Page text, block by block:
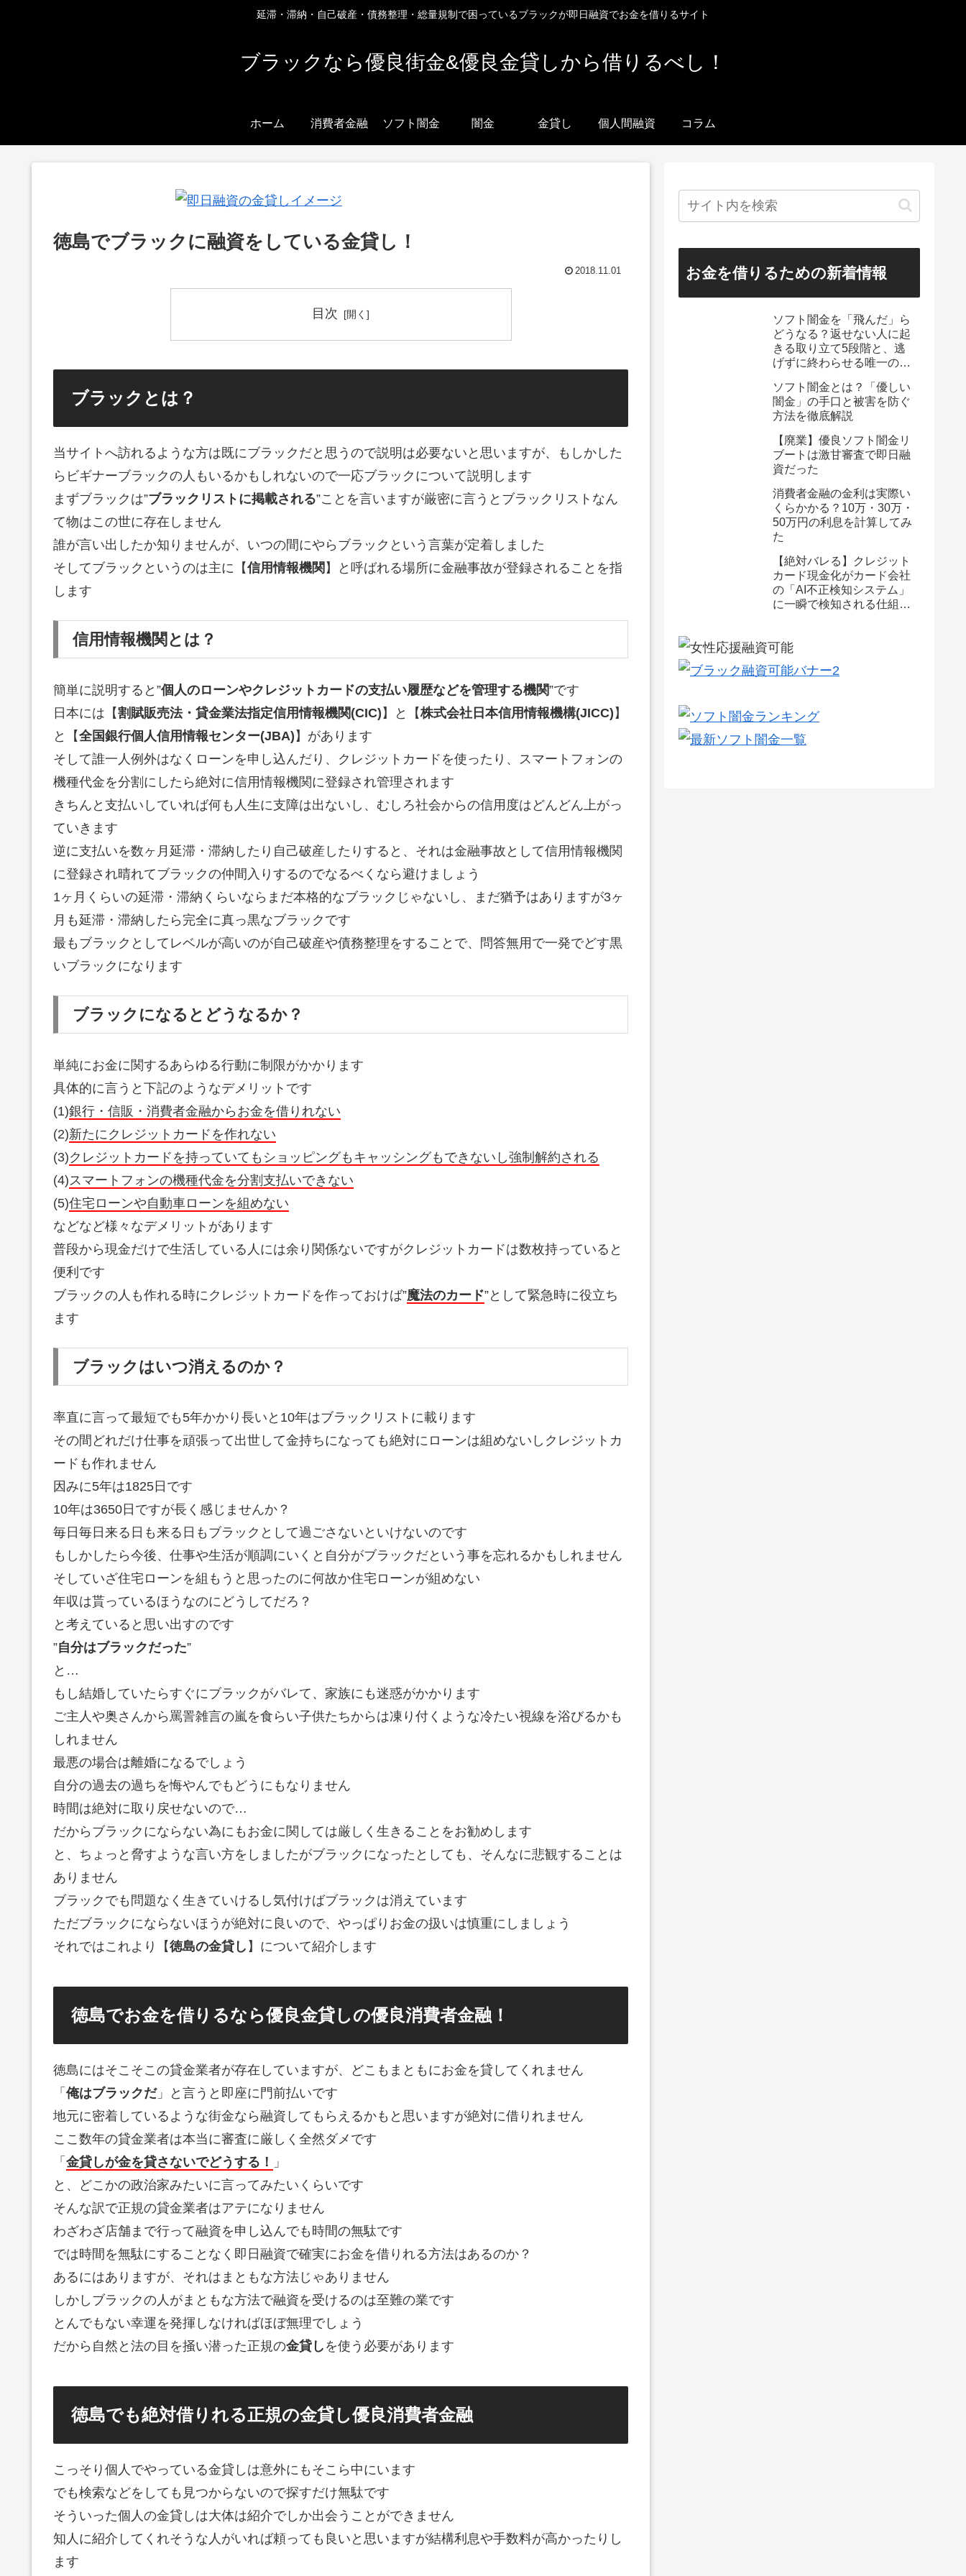
延滞・滞納・自己破産・債務整理・総量規制で困っているブラックが即日融資でお金を借りるサイト
ブラックなら優良街金&優良金貸しから借りるべし！
ホーム 消費者金融 ソフト闇金 闇金 金貸し 個人間融資 コラム
徳島でブラックに融資をしている金貸し！
2018.11.01
目次
ブラックとは？
当サイトへ訪れるような方は既にブラックだと思うので説明は必要ないと思いますが、もしかした
らビギナーブラックの人もいるかもしれないので一応ブラックについて説明します
まずブラックは”ブラックリストに掲載される”ことを言いますが厳密に言うとブラックリストなん
て物はこの世に存在しません
誰が言い出したか知りませんが、いつの間にやらブラックという言葉が定着しました
そしてブラックというのは主に【信用情報機関 】と呼ばれる場所に金融事故が登録されることを指
します
信用情報機関とは？
簡単に説明すると”個人のローンやクレジットカードの支払い履歴などを管理する機関”です
日本には【割賦販売法・貸金業法指定信用情報機関(CIC) 】と【株式会社日本信用情報機構(JICC) 】
と【全国銀行個人信用情報センター(JBA) 】があります
そして誰一人例外はなくローンを申し込んだり、クレジットカードを使ったり、スマートフォンの
機種代金を分割にしたら絶対に信用情報機関に登録され管理されます
きちんと支払いしていれば何も人生に支障は出ないし、むしろ社会からの信用度はどんどん上がっ
ていきます
逆に支払いを数ヶ月延滞・滞納したり自己破産したりすると、それは金融事故として信用情報機関
に登録され晴れてブラックの仲間入りするのでなるべくなら避けましょう
1ヶ月くらいの延滞・滞納くらいならまだ本格的なブラックじゃないし、まだ猶予はありますが3ヶ
月も延滞・滞納したら完全に真っ黒なブラックです
最もブラックとしてレベルが高いのが自己破産や債務整理をすることで、問答無用で一発でどす黒
いブラックになります
ブラックになるとどうなるか？
単純にお金に関するあらゆる行動に制限がかかります
具体的に言うと下記のようなデメリットです
(1)銀行・信販・消費者金融からお金を借りれない
(2)新たにクレジットカードを作れない
(3)クレジットカードを持っていてもショッピングもキャッシングもできないし強制解約される
(4) スマートフォンの機種代金を分割支払いできない
(5)住宅ローンや自動車ローンを組めない
などなど様々なデメリットがあります
普段から現金だけで生活している人には余り関係ないですがクレジットカードは数枚持っていると
便利です
ブラックの人も作れる時にクレジットカードを作っておけば”魔法のカード”として緊急時に役立ち
ます
ブラックはいつ消えるのか？
率直に言って最短でも5年かかり長いと10年はブラックリストに載ります
その間どれだけ仕事を頑張って出世して金持ちになっても絶対にローンは組めないしクレジットカ
ードも作れません
因みに5年は1825日です
10年は3650日ですが長く感じませんか？
毎日毎日来る日も来る日もブラックとして過ごさないといけないのです
もしかしたら今後、仕事や生活が順調にいくと自分がブラックだという事を忘れるかもしれません
そしていざ住宅ローンを組もうと思ったのに何故か住宅ローンが組めない
年収は貰っているほうなのにどうしてだろ？
と考えていると思い出すのです
”自分はブラックだった”
と…
もし結婚していたらすぐにブラックがバレて、家族にも迷惑がかかります
ご主人や奥さんから罵詈雑言の嵐を食らい子供たちからは凍り付くような冷たい視線を浴びるかも
しれません
最悪の場合は離婚になるでしょう
自分の過去の過ちを悔やんでもどうにもなりません
時間は絶対に取り戻せないので…
だからブラックにならない為にもお金に関しては厳しく生きることをお勧めします
と、ちょっと脅すような言い方をしましたがブラックになったとしても、そんなに悲観することは
ありません
ブラックでも問題なく生きていけるし気付けばブラックは消えています
ただブラックにならないほうが絶対に良いので、やっぱりお金の扱いは慎重にしましょう
それではこれより【徳島の金貸し 】について紹介します
徳島でお金を借りるなら優良金貸しの優良消費者金融！
徳島にはそこそこの貸金業者が存在していますが、どこもまともにお金を貸してくれません
「 俺はブラックだ」と言うと即座に門前払いです
地元に密着しているような街金なら融資してもらえるかもと思いますが絶対に借りれません
ここ数年の貸金業者は本当に審査に厳しく全然ダメです
「 金貸しが金を貸さないでどうする！
」
と、どこかの政治家みたいに言ってみたいくらいです
そんな訳で正規の貸金業者はアテになりません
わざわざ店舗まで行って融資を申し込んでも時間の無駄です
では時間を無駄にすることなく即日融資で確実にお金を借りれる方法はあるのか？
あるにはありますが、それはまともな方法じゃありません
しかしブラックの人がまともな方法で融資を受けるのは至難の業です
とんでもない幸運を発揮しなければほぼ無理でしょう
だから自然と法の目を掻い潜った正規の金貸し を使う必要があります
徳島でも絶対借りれる正規の金貸し優良消費者金融
こっそり個人でやっている金貸しは意外にもそこら中にいます
でも検索などをしても見つからないので探すだけ無駄です
そういった個人の金貸しは大体は紹介でしか出会うことができません
知人に紹介してくれそうな人がいれば頼っても良いと思いますが結構利息や手数料が高かったりし
ます
お金を借りるための新着情報
ソフト闇金を「飛んだ」ら
どうなる？返せない人に起
きる取り立て5段階と、逃
げずに終わらせる唯一の方
ソフト闇金とは？「優しい
闇金」の手口と被害を防ぐ
方法を徹底解説
【廃業】優良ソフト闇金リ
ブートは激甘審査で即日融
資だった
消費者金融の金利は実際い
くらかかる？10万・30万・
50万円の利息を計算してみ
た
【絶対バレる】クレジット
カード現金化がカード会社
の「AI不正検知システム」
に一瞬で検知される仕組み